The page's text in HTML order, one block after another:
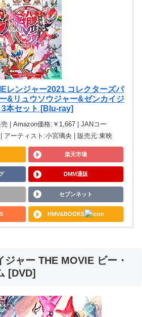
レンジャー2021 コレクターズパ
&リュウソウジャー&ゼンカイジ
3本セット [Blu-ray]
| Amazon価格:￥1,667 | JANコー
| アーティスト:小宮璃央 | 販売元:東映
楽天市場
DMM通販
セブンネット
HMV&BOOKS
ジャー THE MOVIE ビー・
[DVD]